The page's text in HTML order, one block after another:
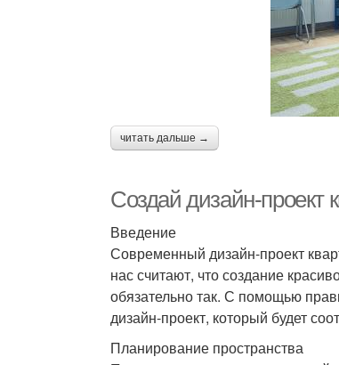
читать дальше →
Создай дизайн-проект
Введение
Современный дизайн-проект
нас считают, что создание
обязательно так. С помощью
дизайн-проект, который будет
Планирование пространства